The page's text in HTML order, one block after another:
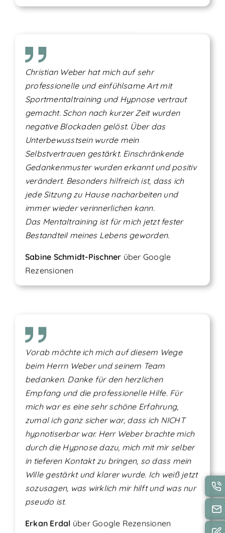
Christian Weber hat mich auf sehr
professionelle und einfühlsame Art mit
Sportmentaltraining und Hypnose vertraut
gemacht. Schon nach kurzer Zeit wurden
negative Blockaden gelöst. Über das
Unterbewusstsein wurde mein
Selbstvertrauen gestärkt. Einschränkende
Gedankenmuster wurden erkannt und positiv
verändert. Besonders hilfreich ist, dass ich
jede Sitzung zu Hause nacharbeiten und
immer wieder verinnerlichen kann.
Das Mentaltraining ist für mich jetzt fester
Bestandteil meines Lebens geworden.
Sabine Schmidt-Pischner über Google
Rezensionen
Vorab möchte ich mich auf diesem Wege
beim Herrn Weber und seinem Team
bedanken. Danke für den herzlichen
Empfang und die professionelle Hilfe. Für
mich war es eine sehr schöne Erfahrung,
zumal ich ganz sicher war, dass ich NICHT
hypnotiserbar war. Herr Weber brachte mich
durch die Hypnose dazu, mich mit mir selber
in tieferen Kontakt zu bringen, so dass mein
Wille gestärkt und klarer wurde. Ich weiß jetzt
sozusagen, was wirklich mir hilft und was nur
pseudo ist.
Erkan Erdal überGoogle Rezensionen